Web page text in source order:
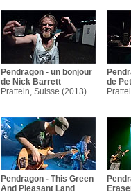
Pendragon - un bonjour
de Nick Barrett
Pratteln, Suisse (2013)
de
Pendragon - This Green
And Pleasant Land